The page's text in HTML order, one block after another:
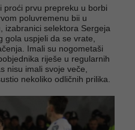
proći prvu prepreku u borbi
poluvremenu bii u
izabranici selektora Sergeja
gola uspjeli da se vrate,
Imali su nogometaši
riješe u regularnih
nisu imali svoje veče,
nekoliko odličnih prilika.